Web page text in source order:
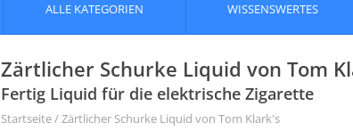
ALLE KATEGORIEN WISSENSWERTES
Zärtlicher Schurke Liquid von Tom
Fertig Liquid für die elektrische Zigarette
Startseite/Zärtlicher Schurke Liquid von Tom Klark's